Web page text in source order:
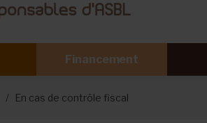
Financement
En cas de contrôle fiscal